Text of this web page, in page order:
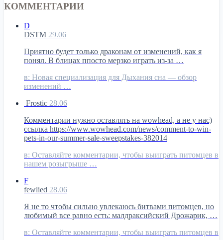
КОММЕНТАРИИ
D
DSTM 29.06
Приятно будет только драконам от изменений, как я
понял. В блицах ппосто мерзко играть из-за …
в: Новая специализация для Дыхания сна — обзор
изменений …
Frostic 28.06
Комментарии нужно оставлять на wowhead, а не у нас)
ссылка https://www.wowhead.com/news/comment-to-win-
pets-in-our-summer-sale-sweepstakes-382014
в: Оставляйте комментарии, чтобы выиграть питомцев в
нашем розыгрыше …
F
fewlied 28.06
Я не то чтобы сильно увлекаюсь битвами питомцев, но
любимый все равно есть: малдраксийский Дрожарик, …
в: Оставляйте комментарии, чтобы выиграть питомцев в